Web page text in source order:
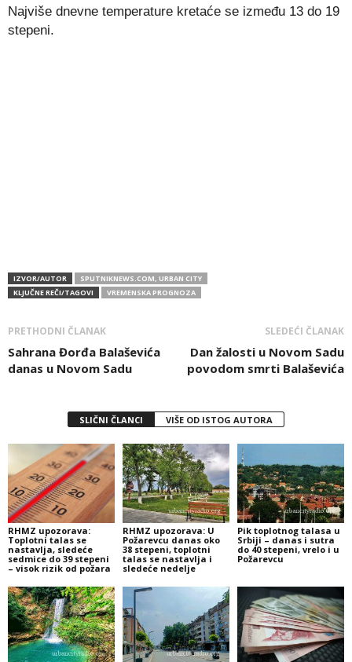
Najviše dnevne temperature kretaće se između 13 do 19
stepeni.
IZVOR/AUTOR
SPUTNIKNEWS.COM, URBAN CITY
KLJUČNE REČI/TAGOVI
VREMENSKA PROGNOZA
PRETHODNI ČLANAK
Sahrana Đorđa Balaševića
danas u Novom Sadu
SLEDEĆI ČLANAK
Dan žalosti u Novom Sadu
povodom smrti Balaševića
SLIČNI ČLANCI VIŠE OD ISTOG AUTORA
RHMZ upozorava:
Toplotni talas se
nastavlja, sledeće
sedmice do 39 stepeni
– visok rizik od požara
RHMZ upozorava: U
Požarevcu danas oko
38 stepeni, toplotni
talas se nastavlja i
sledeće nedelje
Pik toplotnog talasa u
Srbiji – danas i sutra
do 40 stepeni, vrelo i u
Požarevcu